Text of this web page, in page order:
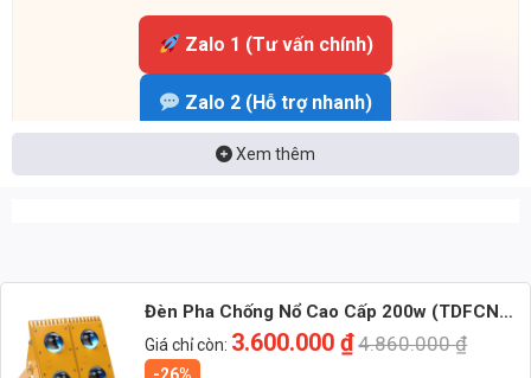
Zalo 1 (Tư vấn chính)
Zalo 2 (Hỗ trợ nhanh)
Xem thêm
Đèn Pha Chống Nổ Cao Cấp 200w (TDFCN-
EX3/200) Thành Đạt Led
Giá chỉ còn: 3.600.000₫4.860.000₫